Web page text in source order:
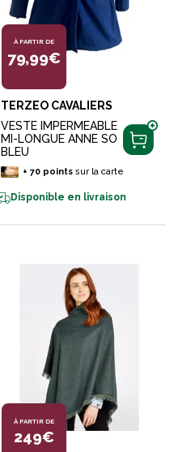
À PARTIR DE
79,99€
TERZEO CAVALIERS
VESTE IMPERMEABLE
MI-LONGUE ANNE SO
BLEU
+ 70pointssur la carte
Disponible en livraison
À PARTIR DE
249€